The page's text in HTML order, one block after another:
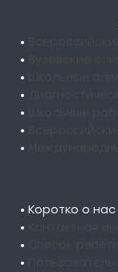
•
•
•
•
•
•
•
• Коротко о нас
•
•
•